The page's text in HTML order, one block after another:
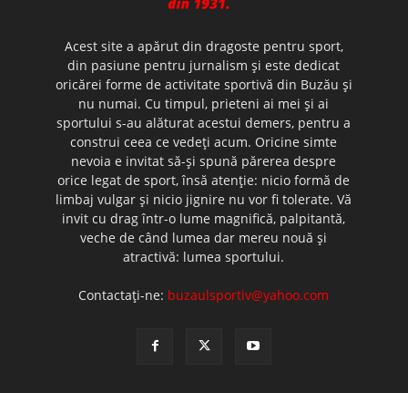
Acest site a apărut din dragoste pentru sport,
din pasiune pentru jurnalism şi este dedicat
oricărei forme de activitate sportivă din Buzău şi
nu numai. Cu timpul, prieteni ai mei şi ai
sportului s-au alăturat acestui demers, pentru a
construi ceea ce vedeţi acum. Oricine simte
nevoia e invitat să-şi spună părerea despre
orice legat de sport, însă atenţie: nicio formă de
limbaj vulgar şi nicio jignire nu vor fi tolerate. Vă
invit cu drag într-o lume magnifică, palpitantă,
veche de când lumea dar mereu nouă şi
atractivă: lumea sportului.
Contactați-ne: buzaulsportiv@yahoo.com